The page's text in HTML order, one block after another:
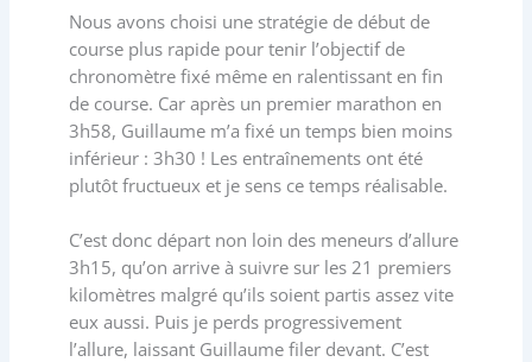
Nous avons choisi une stratégie de début de
course plus rapide pour tenir l’objectif de
chronomètre fixé même en ralentissant en fin
de course. Car après un premier marathon en
3h58, Guillaume m’a fixé un temps bien moins
inférieur : 3h30 ! Les entraînements ont été
plutôt fructueux et je sens ce temps réalisable.
C’est donc départ non loin des meneurs d’allure
3h15, qu’on arrive à suivre sur les 21 premiers
kilomètres malgré qu’ils soient partis assez vite
eux aussi. Puis je perds progressivement
l’allure, laissant Guillaume filer devant. C’est